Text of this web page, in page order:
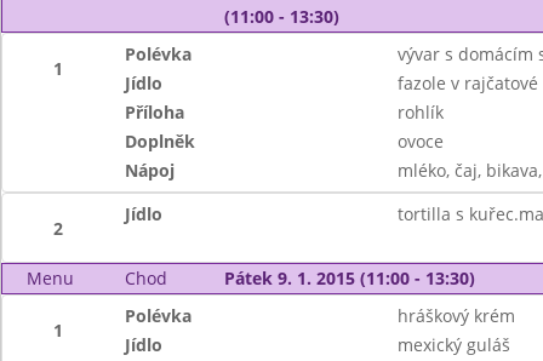
(11:00 - 13:30)
1
Polévka
vývar s domácím
Jídlo
fazole v rajčatové
Příloha
rohlík
Doplněk
ovoce
Nápoj
mléko, čaj,
2
Jídlo tortilla s
Menu Chod Pátek 9. 1. 2015 (11:00 - 13:30)
1
Polévka
hráškový krém
Jídlo
mexický guláš